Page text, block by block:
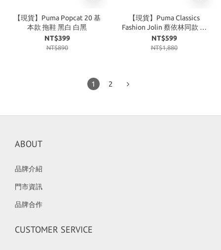
【現貨】Puma Popcat 20 基
本款 拖鞋 黑白 白黑
NT$399
NT$890
【現貨】Puma Classics
Fashion Jolin 蔡依林同款 露
背 薄長袖 長褲 顯瘦 寬褲
NT$599
NT$1,880
1 2
ABOUT
品牌介紹
門市資訊
品牌合作
CUSTOMER SERVICE